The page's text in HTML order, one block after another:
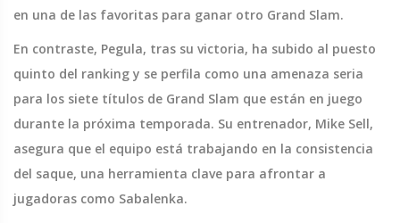
en una de las favoritas para ganar otro Grand Slam.
En contraste, Pegula, tras su victoria, ha subido al puesto
quinto del ranking y se perfila como una amenaza seria
para los siete títulos de Grand Slam que están en juego
durante la próxima temporada. Su entrenador, Mike Sell,
asegura que el equipo está trabajando en la consistencia
del saque, una herramienta clave para afrontar a
jugadoras como Sabalenka.